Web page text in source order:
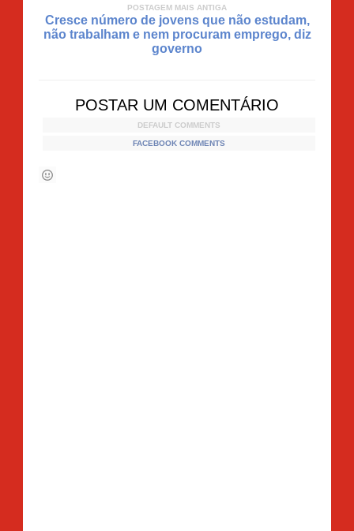
POSTAGEM MAIS ANTIGA
Cresce número de jovens que não estudam,
não trabalham e nem procuram emprego, diz
governo
POSTAR UM COMENTÁRIO
DEFAULT COMMENTS
FACEBOOK COMMENTS